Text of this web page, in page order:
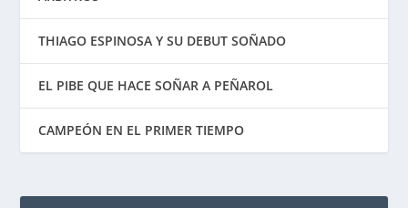
THIAGO ESPINOSA Y SU DEBUT SOÑADO
EL PIBE QUE HACE SOÑAR A PEÑAROL
CAMPEÓN EN EL PRIMER TIEMPO